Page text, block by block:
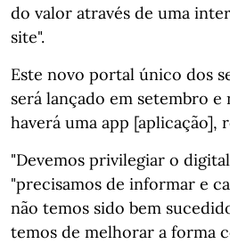
do valor através de uma
site".
Este novo portal único dos
será lançado em setembro
haverá uma app [aplicação],
"Devemos privilegiar o
"precisamos de informar e
não temos sido bem
temos de melhorar a forma